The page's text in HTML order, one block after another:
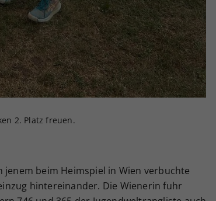
2. Platz freuen.
jenem beim Heimspiel in Wien verbuchte
hintereinander. Die Wienerin fuhr